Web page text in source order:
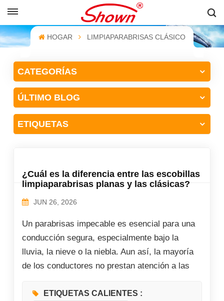
HOGAR LIMPIAPARABRISAS CLÁSICO
CATEGORÍAS
ÚLTIMO BLOG
ETIQUETAS
¿Cuál es la diferencia entre las escobillas
limpiaparabrisas planas y las clásicas?
JUN 26, 2026
Un parabrisas impecable es esencial para una
conducción segura, especialmente bajo la
lluvia, la nieve o la niebla. Aun así, la mayoría
de los conductores no prestan atención a las
molestas rayas, movimientos irregulares o
ETIQUETAS CALIENTES :